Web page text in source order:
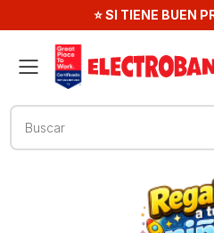
⭐ SI TIENE BUEN
Menú
Buscar